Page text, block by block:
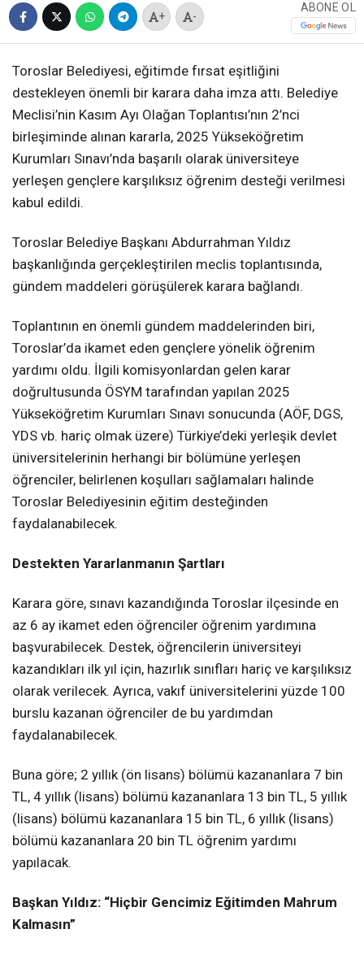
+ -
ABONE OL
Toroslar Belediyesi, eğitimde fırsat eşitliğini
destekleyen önemli bir karara daha imza attı. Belediye
Meclisi’nin Kasım Ayı Olağan Toplantısı’nın 2’nci
birleşiminde alınan kararla, 2025 Yükseköğretim
Kurumları Sınavı’nda başarılı olarak üniversiteye
yerleşen gençlere karşılıksız öğrenim desteği verilmesi
kabul edildi.
Toroslar Belediye Başkanı Abdurrahman Yıldız
başkanlığında gerçekleştirilen meclis toplantısında,
gündem maddeleri görüşülerek karara bağlandı.
Toplantının en önemli gündem maddelerinden biri,
Toroslar’da ikamet eden gençlere yönelik öğrenim
yardımı oldu. İlgili komisyonlardan gelen karar
doğrultusunda ÖSYM tarafından yapılan 2025
Yükseköğretim Kurumları Sınavı sonucunda (AÖF, DGS,
YDS vb. hariç olmak üzere) Türkiye’deki yerleşik devlet
üniversitelerinin herhangi bir bölümüne yerleşen
öğrenciler, belirlenen koşulları sağlamaları halinde
Toroslar Belediyesinin eğitim desteğinden
faydalanabilecek.
Destekten Yararlanmanın Şartları
Karara göre, sınavı kazandığında Toroslar ilçesinde en
az 6 ay ikamet eden öğrenciler öğrenim yardımına
başvurabilecek. Destek, öğrencilerin üniversiteyi
kazandıkları ilk yıl için, hazırlık sınıfları hariç ve karşılıksız
olarak verilecek. Ayrıca, vakıf üniversitelerini yüzde 100
burslu kazanan öğrenciler de bu yardımdan
faydalanabilecek.
Buna göre; 2 yıllık (ön lisans) bölümü kazananlara 7 bin
TL, 4 yıllık (lisans) bölümü kazananlara 13 bin TL, 5 yıllık
(lisans) bölümü kazananlara 15 bin TL, 6 yıllık (lisans)
bölümü kazananlara 20 bin TL öğrenim yardımı
yapılacak.
Başkan Yıldız: “Hiçbir Gencimiz Eğitimden Mahrum
Kalmasın”